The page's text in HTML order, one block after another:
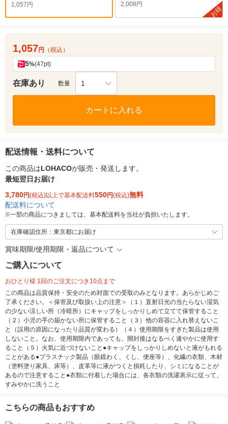
1,057円
2,008円
お得
1,057円 （税込）
5%(47pt)
在庫あり 数量 1
カートに入れる
配送情報・送料について
この商品はLOHACOが販売・発送します。
最短翌日お届け
3,780円(税込)以上で基本配送料550円(税込)無料
配送料について
※一部の商品につきましては、基本配送料を当社が負担いたします。
在庫確認住所：東京都にお届け
賞味期限/使用期限・返品について
ご購入について
おひとり様 1回のご注文につき10点まで
この商品は品質保持・安全のため対面での受取のみとなります。あらかじめご
了承ください。＜保管及び取扱い上の注意＞（１）直射日光の当たらない湿気
の少ない涼しい所（冷暗所）にキャップをしっかりしめて立てて保管すること
（２）小児の手の届かない所に保管すること（３）他の容器に入れ替えないこ
と（誤用の原因になったり品質が変わる）（４）使用期限をすぎた製品は使用
しないこと。なお、使用期限内であっても、開封後はなるべく速やかに使用す
ること（５）火気に近づけないこと●キャップをしっかりしめないと液がもれる
ことがある●プラスチック製品（眼鏡わく、くし、便座等）、化繊の衣類、木材
（塗料塗り家具、床等）、皮革等に液がつくと損耗したり、シミになることが
あるので注意すること●衣類に付着した場合には、各衣類の洗濯表示に従って、
すみやかに洗うこと
こちらの商品もおすすめ